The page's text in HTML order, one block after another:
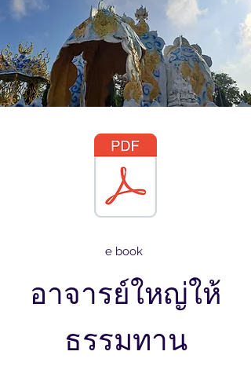
e book
อาจารย์ใหญ่ให้
ธรรมทาน